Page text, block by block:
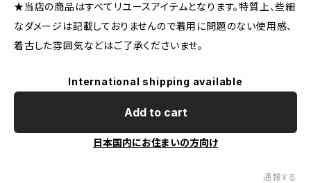
★当店の商品はすべてリユースアイテムとなります。特質上、些細
なダメージは記載しておりませんので着用に問題のない使用感、
着古した雰囲気などはご了承くださいませ。
International shipping available
Add to cart
日本国内にお住まいの方向け
通報する